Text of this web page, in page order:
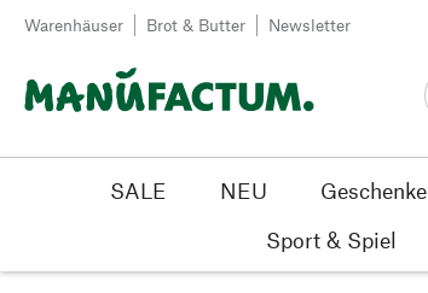
Zum Inhalt springen
Warenhäuser Brot & Butter Newsletter
SALE NEU Geschenke
Sport & Spiel